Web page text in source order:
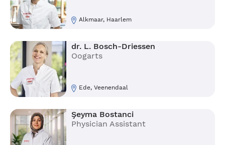
Alkmaar, Haarlem
dr. L. Bosch-Driessen
Oogarts
Ede, Veenendaal
Şeyma Bostanci
Physician Assistant